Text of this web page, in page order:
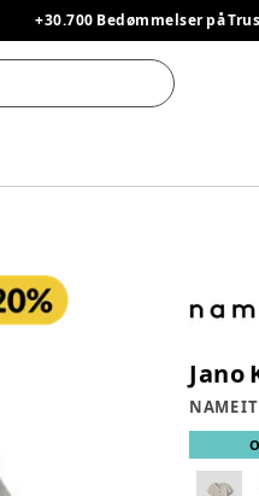
+30.700 Bedømmelser på
Jano
NAME IT